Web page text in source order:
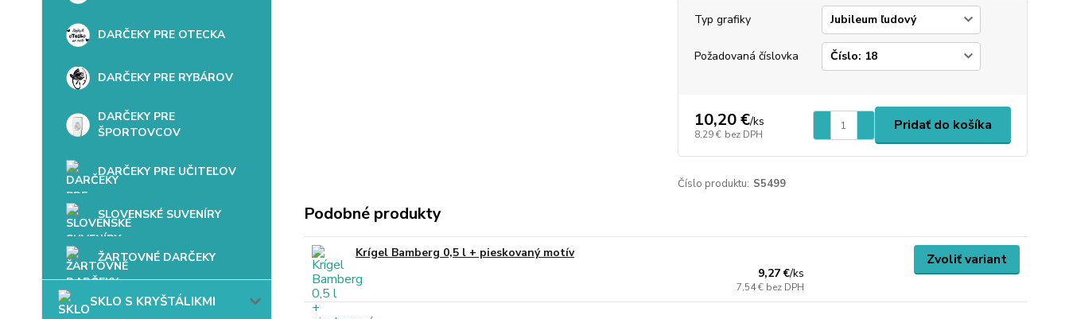
DARČEKY PRE OTECKA
DARČEKY PRE RYBÁROV
DARČEKY PRE
ŠPORTOVCOV
DARČEKY PRE UČITEĽOV
SLOVENSKÉ SUVENÍRY
ŽARTOVNÉ DARČEKY
SKLO S KRYŠTÁLIKMI
Typ grafiky
Požadovaná číslovka
10,20 €/ks
8,29 € bez DPH
Pridať do košíka
Číslo produktu: S5499
Podobné produkty
Krígel Bamberg 0,5 l + pieskovaný motív
9,27 €/ks
7,54 € bez DPH
Zvoliť variant